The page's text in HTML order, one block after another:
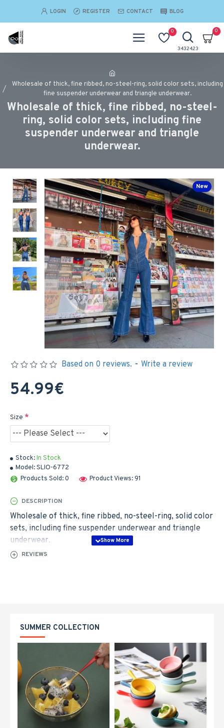
LOGIN REGISTER CONTACT BLOG
0 0
Wholesale of thick, fine ribbed, no-steel-ring, solid color sets, including
fine suspender underwear and triangle underwear.
Wholesale of thick, fine ribbed, no-steel-
ring, solid color sets, including fine
suspender underwear and triangle
underwear.
New
Stock:In Stock
Model:SLIO-6772
Products Sold: 0
Product Views: 91
Based on 0 reviews. - Write a review
54.99€
Size
DESCRIPTION
Wholesale of thick, fine ribbed, no-steel-ring, solid color
sets, including fine suspender underwear and triangle
underwear.
REVIEWS
SUMMER COLLECTION